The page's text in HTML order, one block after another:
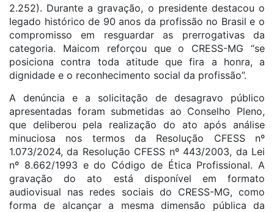
2.252). Durante a gravação, o presidente destacou o
legado histórico de 90 anos da profissão no Brasil e o
compromisso em resguardar as prerrogativas da
categoria. Maicom reforçou que o CRESS-MG “se
posiciona contra toda atitude que fira a honra, a
dignidade e o reconhecimento social da profissão”.
A denúncia e a solicitação de desagravo público
apresentadas foram submetidas ao Conselho Pleno,
que deliberou pela realização do ato após análise
minuciosa nos termos da Resolução CFESS nº
1.073/2024, da Resolução CFESS nº 443/2003, da Lei
nº 8.662/1993 e do Código de Ética Profissional. A
gravação do ato está disponível em formato
audiovisual nas redes sociais do CRESS-MG, como
forma de alcançar a mesma dimensão pública da